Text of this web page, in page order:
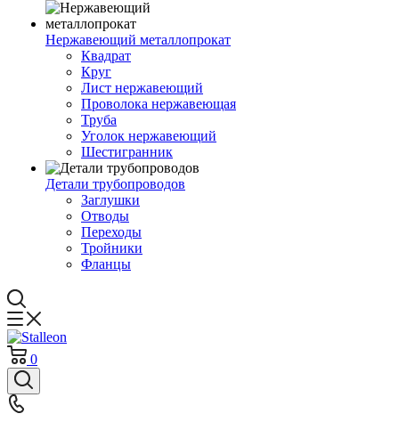
Нержавеющий металлопрокат
Квадрат
Круг
Лист нержавеющий
Проволока нержавеющая
Труба
Уголок нержавеющий
Шестигранник
Детали трубопроводов
Заглушки
Отводы
Переходы
Тройники
Фланцы
0